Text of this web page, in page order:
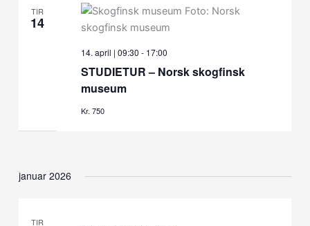
TIR
14
STUDIETUR – Norsk skogfinsk
museum
14. april | 09:30 - 17:00
Kr. 750
januar 2026
TIR